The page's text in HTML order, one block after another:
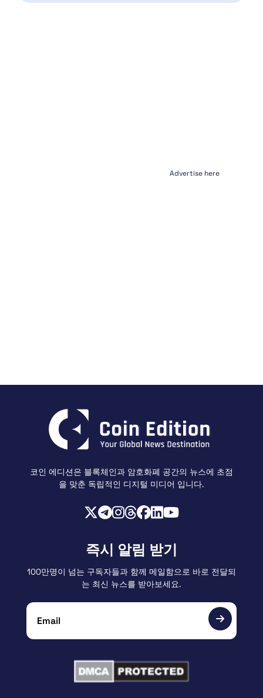
Advertise here
코인 에디션은 블록체인과 암호화폐 공간의 뉴스에 초점
을 맞춘 독립적인 디지털 미디어 입니다.
즉시 알림 받기
100만명이 넘는 구독자들과 함께 메일함으로 바로 전달되
는 최신 뉴스를 받아보세요.